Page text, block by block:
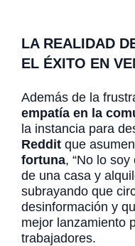
LA REALIDAD
EL ÉXITO EN
Además de la
empatía en la
la instancia para
Reddit que
fortuna, “No lo
de una casa y
subrayando que
desinformación y
mejor lanzamiento
trabajadores.